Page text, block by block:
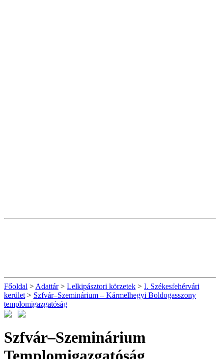
Főoldal > Adattár> Lelkipásztori körzetek > I. Székesfehérvári
kerület > Szfvár–Szeminárium – Kármelhegyi Boldogasszony
templomigazgatóság
Szfvár–Szeminárium
Templomigazgatóság